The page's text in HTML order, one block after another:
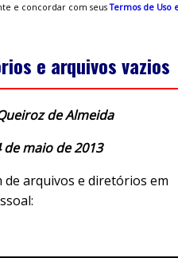
e concordar com seusTermos de Uso
e arquivos vazios
de Almeida
maio de 2013
de arquivos e diretórios em